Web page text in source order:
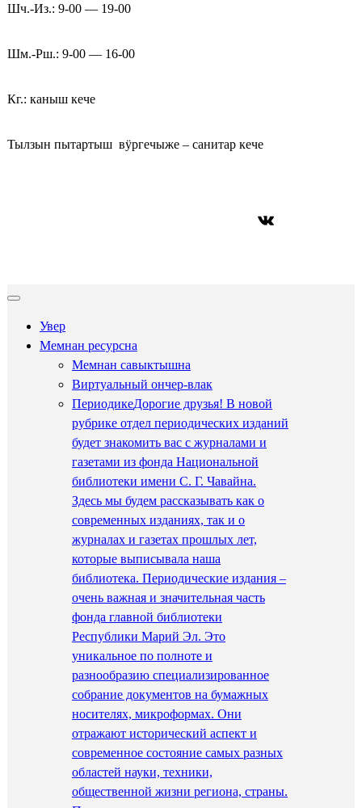
Шч.-Из.: 9-00 — 19-00
Шм.-Рш.: 9-00 — 16-00
Кг.: каныш кече
Тылзын пытартыш вӱргечыже – санитар кече
ВКонтакте
Увер
Мемнан ресурсна
Мемнан савыктышна
Виртуальный ончер-влак
ПериодикеДорогие друзья! В новой
рубрике отдел периодических изданий
будет знакомить вас с журналами и
газетами из фонда Национальной
библиотеки имени С. Г. Чавайна.
Здесь мы будем рассказывать как о
современных изданиях, так и о
журналах и газетах прошлых лет,
которые выписывала наша
библиотека. Периодические издания –
очень важная и значительная часть
фонда главной библиотеки
Республики Марий Эл. Это
уникальное по полноте и
разнообразию специализированное
собрание документов на бумажных
носителях, микроформах. Они
отражают исторический аспект и
современное состояние самых разных
областей науки, техники,
общественной жизни региона, страны.